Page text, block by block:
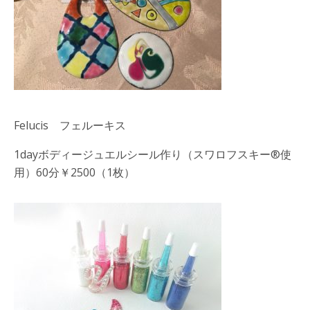
Felucis フェルーキス
1dayボディージュエルシール作り（スワロフスキー®使
用）60分￥2500（1枚）